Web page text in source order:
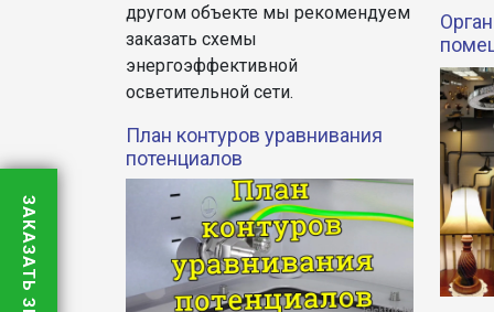
другом объекте мы рекомендуем
заказать схемы
энергоэффективной
осветительной сети.
План контуров уравнивания
потенциалов